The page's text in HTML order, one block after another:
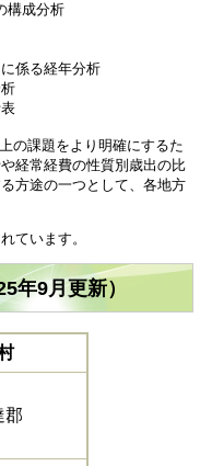
構成分析
係る経年分析
析
の課題をより明確にするた
経常経費の性質別歳出の比
方途の一つとして、各地方
ています。
年9月更新）
郡